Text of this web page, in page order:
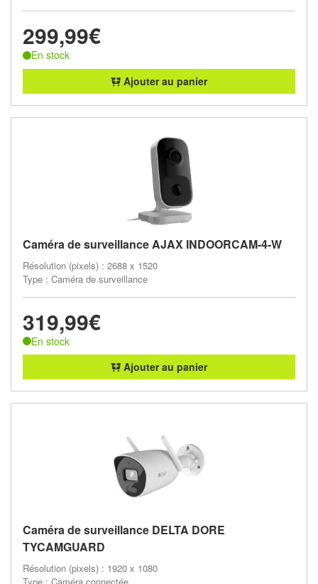
299,99€
En stock
Ajouter au panier
Caméra de surveillance AJAX INDOORCAM-4-W
Résolution (pixels) : 2688 x 1520
Type : Caméra de surveillance
319,99€
En stock
Ajouter au panier
Caméra de surveillance DELTA DORE
TYCAMGUARD
Résolution (pixels) : 1920 x 1080